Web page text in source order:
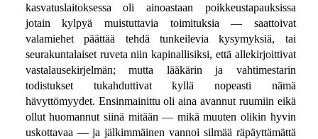
kasvatuslaitoksessa oli ainoastaan poikkeustapauksissa
jotain kylpyä muistuttavia toimituksia — saattoivat
valamiehet päättää tehdä tunkeilevia kysymyksiä, tai
seurakuntalaiset ruveta niin kapinallisiksi, että allekirjoittivat
vastalausekirjelmän; mutta lääkärin ja vahtimestarin
todistukset tukahduttivat kyllä nopeasti nämä
hävyttömyydet. Ensinmainittu oli aina avannut ruumiin eikä
ollut huomannut siinä mitään — mikä muuten olikin hyvin
uskottavaa — ja jälkimmäinen vannoi silmää räpäyttämättä